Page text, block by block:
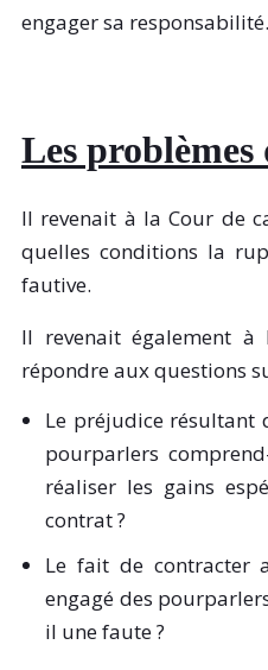
engager sa responsabilité.
Les
Il revenait à la Cour de
quelles conditions la
fautive.
Il revenait également
répondre aux questions
Le préjudice résultant
pourparlers
réaliser les gains
contrat ?
Le fait de contracter
engagé des
il une faute ?